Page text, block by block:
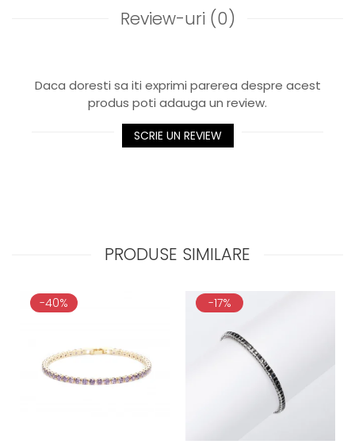
Review-uri (0)
Daca doresti sa iti exprimi parerea despre acest
produs poti adauga un review.
SCRIE UN REVIEW
PRODUSE SIMILARE
-40% -17%